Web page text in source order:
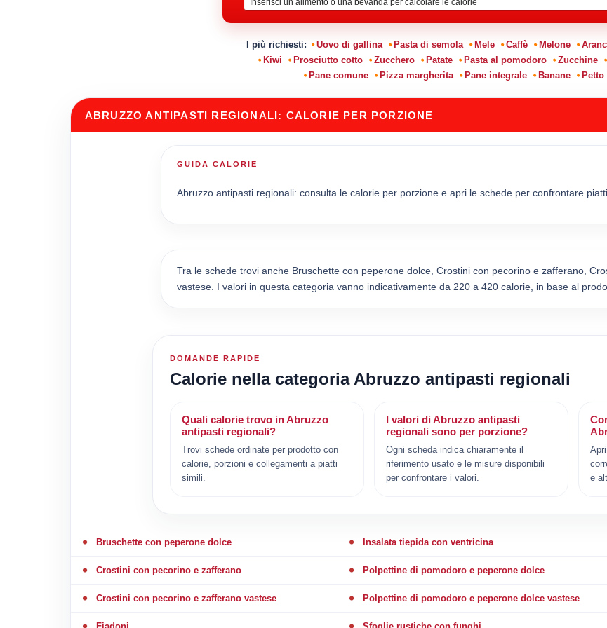
I più richiesti: Uovo di gallina Pasta di semola Mele Caffè Melone
Kiwi
Prosciutto cotto Zucchero Patate Pasta al pomodoro Zucchine
Pane comune
Pizza margherita Pane integrale Banane
ABRUZZO ANTIPASTI REGIONALI: CALORIE PER PORZIONE
GUIDA CALORIE
Abruzzo antipasti regionali: consulta le calorie per porzione e apri le schede per confrontare
Tra le schede trovi anche Bruschette con peperone dolce, Crostini con pecorino e zafferano,
vastese. I valori in questa categoria vanno indicativamente da 220 a 420 calorie, in base al
DOMANDE RAPIDE
Calorie nella categoria Abruzzo antipasti regionali
Quali calorie trovo in Abruzzo
antipasti regionali?
Trovi schede ordinate per prodotto con
calorie, porzioni e collegamenti a piatti
simili.
I valori di Abruzzo antipasti
regionali sono per porzione?
Ogni scheda indica chiaramente il
riferimento usato e le misure disponibili
per confrontare i valori.
e
Bruschette con peperone dolce Insalata tiepida con ventricina
Crostini con pecorino e zafferano Polpettine di pomodoro e peperone dolce
Crostini con pecorino e zafferano vastese Polpettine di pomodoro e peperone dolce vastese